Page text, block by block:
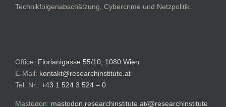
Technikfolgenabschätzung, Cybercrime und Netzpolitik.
Office: Florianigasse 55/10, 1080 Wien
E-Mail: kontakt@researchinstitute.at
Tel. Nr.: +43 1 524 3 524 – 0
Mastodon: mastodon.researchinstitute.at/@researchinstitute